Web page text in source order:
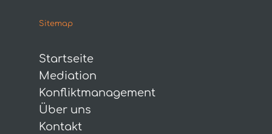
Sitemap
Startseite
Mediation
Konfliktmanagement
Über uns
Kontakt